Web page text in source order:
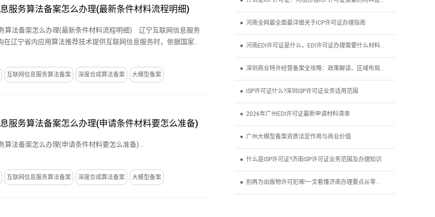
服务算法备案怎么办理(最新条件材料流程明细)
算法备案怎么办理(最新条件材料流程明细) 辽宁互联网信息服务
在辽宁省内应用算法推荐技术提供互联网信息服务时，依据国家
互联网信息服务算法备案 深度合成算法备案 大模型备案
服务算法备案怎么办理(申请条件材料要怎么准备)
算法备案怎么办理(申请条件材料要怎么准备)...
互联网信息服务算法备案 深度合成算法备案 大模型备案
● 河南全网最全面最详细关于ICP许可证办理指南
● 河南EDI许可证是什么，EDI许可证办理需要什么材料、条件
● 深圳商业特许经营备案全攻略：政策解读、区域布局与实
● ISP许可证什么?深圳ISP许可证业务适用范围
● 2026年广州EDI许可证最新申请材料清单
● 广州大模型备案资质法定作用与商业价值
● 什么是ISP许可证?济南ISP许可证业务范围及办理知识
● 别再为出版物许可犯难!一文看懂济南办理要点从零到拿